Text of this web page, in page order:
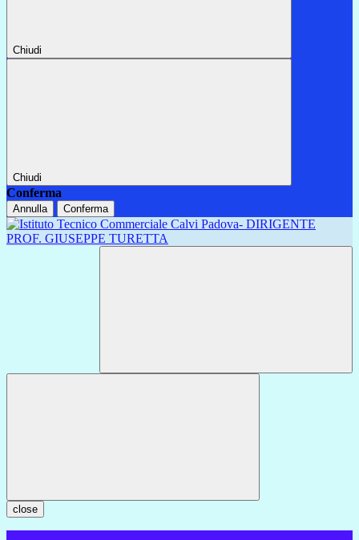
Chiudi
Chiudi
Conferma
Annulla Conferma
close